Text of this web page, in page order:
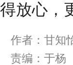
得放心，
作者：甘知
责编：于杨